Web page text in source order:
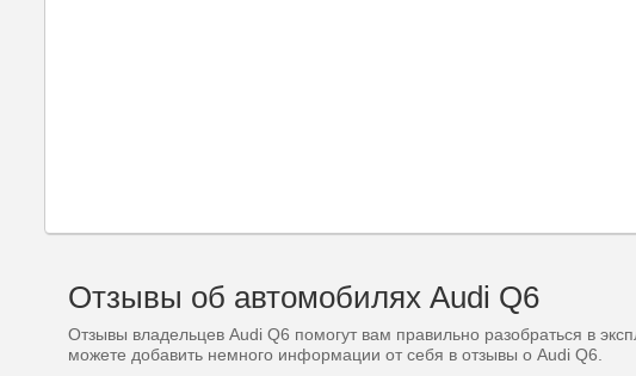
Отзывы об автомобилях Audi Q6
Отзывы владельцев Audi Q6 помогут вам правильно разобраться в
можете добавить немного информации от себя в отзывы о Audi Q6.